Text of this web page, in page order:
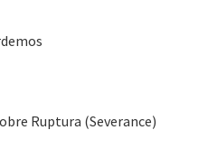
Ruptura (Severance)